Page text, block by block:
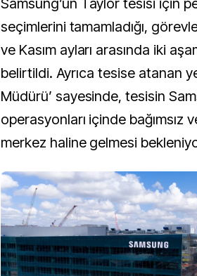
Samsung’un Taylor tesisi için
seçimlerini tamamladığı,
ve Kasım ayları arasında iki
belirtildi. Ayrıca tesise atanan
Müdürü’ sayesinde, tesisin
operasyonları içinde bağımsız
merkez haline gelmesi